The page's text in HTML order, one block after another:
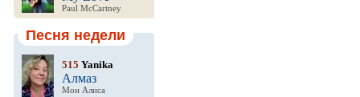
Paul McCartney
Песня недели
515 Yanika
Алмаз
Мон Алиса